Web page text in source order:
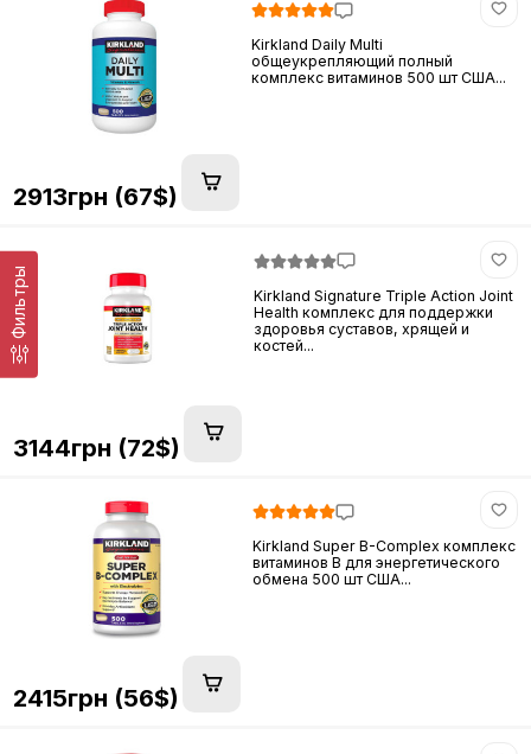
Фильтры
Kirkland Daily Multi
общеукрепляющий полный
комплекс витаминов 500 шт США...
2913грн (67$)
Kirkland Signature Triple Action Joint
Health комплекс для поддержки
здоровья суставов, хрящей и
костей...
3144грн (72$)
Kirkland Super B-Complex комплекс
витаминов B для энергетического
обмена 500 шт США...
2415грн (56$)